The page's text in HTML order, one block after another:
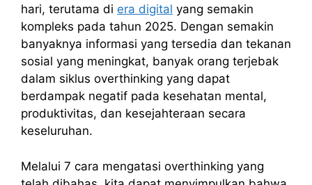
hari, terutama di era digital yang semakin
kompleks pada tahun 2025. Dengan semakin
banyaknya informasi yang tersedia dan tekanan
sosial yang meningkat, banyak orang terjebak
dalam siklus overthinking yang dapat
berdampak negatif pada kesehatan mental,
produktivitas, dan kesejahteraan secara
keseluruhan.
Melalui 7 cara mengatasi overthinking yang